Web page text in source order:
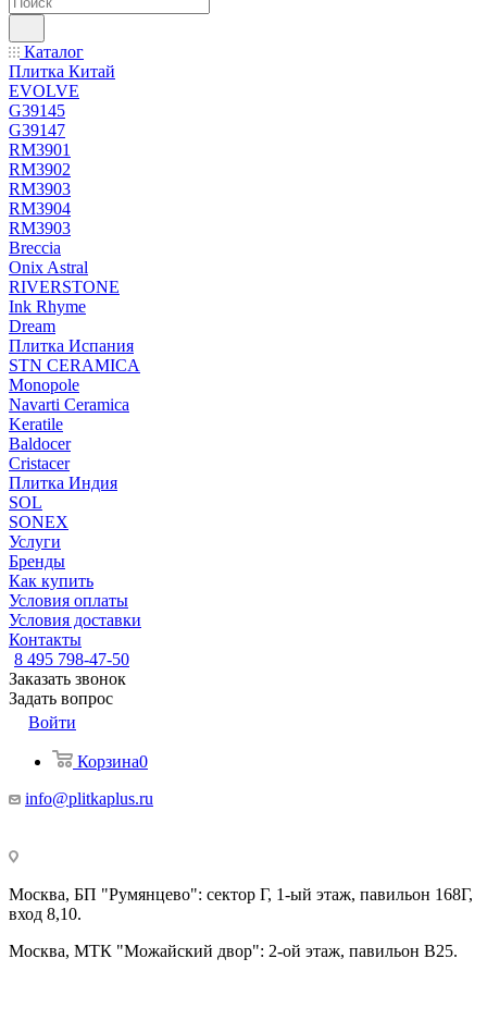
Каталог
Плитка Китай
EVOLVE
G39145
G39147
RM3901
RM3902
RM3903
RM3904
RM3903
Breccia
Onix Astral
RIVERSTONE
Ink Rhyme
Dream
Плитка Испания
STN CERAMICA
Monopole
Navarti Ceramica
Keratile
Baldocer
Cristacer
Плитка Индия
SOL
SONEX
Услуги
Бренды
Как купить
Условия оплаты
Условия доставки
Контакты
8 495 798-47-50
Заказать звонок
Задать вопрос
Войти
Корзина0
info@plitkaplus.ru
Москва, БП "Румянцево": сектор Г, 1-ый этаж, павильон 168Г,
вход 8,10.
Москва, МТК "Можайский двор": 2-ой этаж, павильон В25.